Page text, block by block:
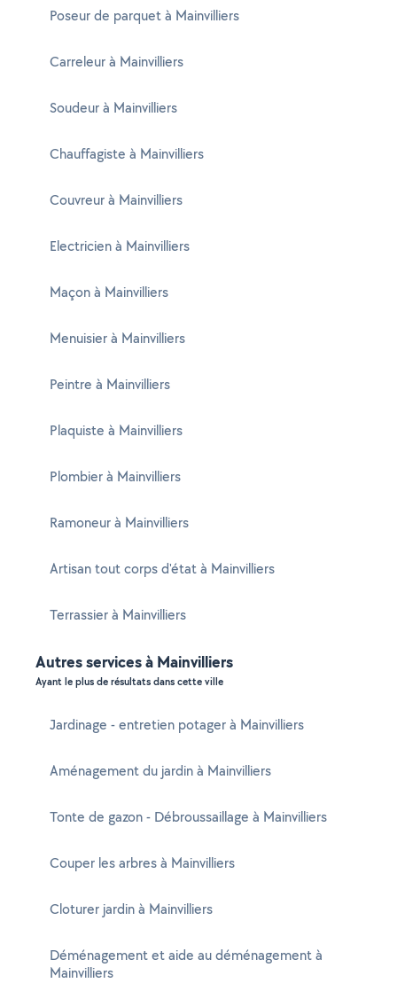
Poseur de parquet à Mainvilliers
Carreleur à Mainvilliers
Soudeur à Mainvilliers
Chauffagiste à Mainvilliers
Couvreur à Mainvilliers
Electricien à Mainvilliers
Maçon à Mainvilliers
Menuisier à Mainvilliers
Peintre à Mainvilliers
Plaquiste à Mainvilliers
Plombier à Mainvilliers
Ramoneur à Mainvilliers
Artisan tout corps d'état à Mainvilliers
Terrassier à Mainvilliers
Autres services à Mainvilliers
Ayant le plus de résultats dans cette ville
Jardinage - entretien potager à Mainvilliers
Aménagement du jardin à Mainvilliers
Tonte de gazon - Débroussaillage à Mainvilliers
Couper les arbres à Mainvilliers
Cloturer jardin à Mainvilliers
Déménagement et aide au déménagement à
Mainvilliers